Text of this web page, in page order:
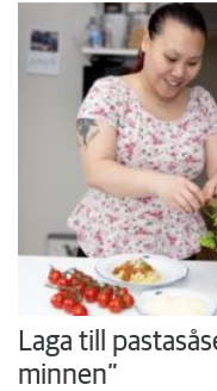
Laga till
minnen”